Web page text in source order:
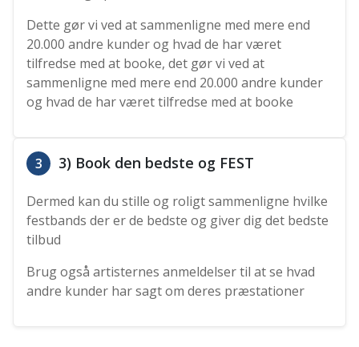
Dette gør vi ved at sammenligne med mere end
20.000 andre kunder og hvad de har været
tilfredse med at booke, det gør vi ved at
sammenligne med mere end 20.000 andre kunder
og hvad de har været tilfredse med at booke
3 3) Book den bedste og FEST
Dermed kan du stille og roligt sammenligne hvilke
festbands der er de bedste og giver dig det bedste
tilbud
Brug også artisternes anmeldelser til at se hvad
andre kunder har sagt om deres præstationer